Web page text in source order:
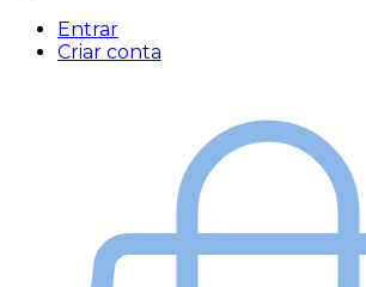
Entrar
Criar conta